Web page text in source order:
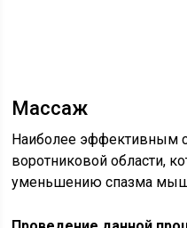
Массаж
Наиболее эффективным
воротниковой области,
уменьшению спазма